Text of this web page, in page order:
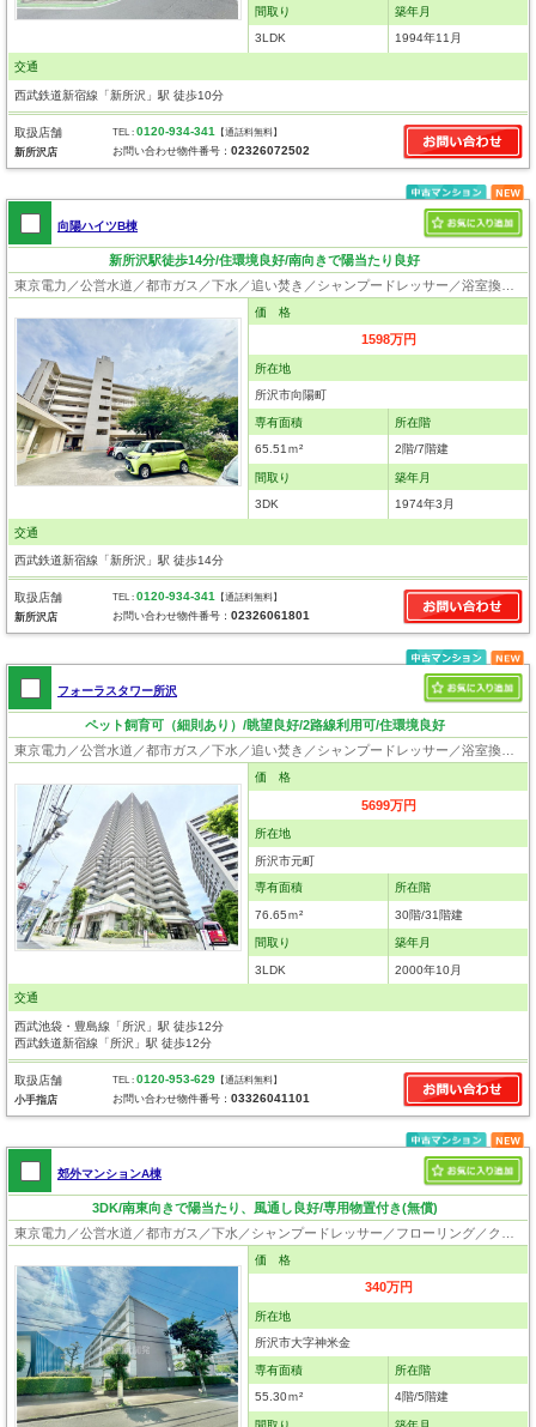
間取り
3LDK
築年月
1994年11月
交通
西武鉄道新宿線「新所沢」駅 徒歩10分
取扱店舗
新所沢店
TEL :0120-934-341 【通話料無料】
お問い合わせ物件番号：02326072502
向陽ハイツB棟
新所沢駅徒歩14分/住環境良好/南向きで陽当たり良好
価 格
1598万円
所在地
所沢市向陽町
専有面積
65.51ｍ²
所在階
2階/7階建
間取り
3DK
築年月
1974年3月
交通
西武鉄道新宿線「新所沢」駅 徒歩14分
取扱店舗
新所沢店
TEL :0120-934-341 【通話料無料】
お問い合わせ物件番号：02326061801
フォーラスタワー所沢
ペット飼育可（細則あり）/眺望良好/2路線利用可/住環境良好
価 格
5699万円
所在地
所沢市元町
専有面積
76.65ｍ²
所在階
30階/31階建
間取り
3LDK
築年月
2000年10月
交通
西武池袋・豊島線「所沢」駅 徒歩12分
西武鉄道新宿線「所沢」駅 徒歩12分
取扱店舗
小手指店
TEL :0120-953-629 【通話料無料】
お問い合わせ物件番号：03326041101
郊外マンションA棟
3DK/南東向きで陽当たり、風通し良好/専用物置付き(無償)
価 格
340万円
所在地
所沢市大字神米金
専有面積
55.30ｍ²
所在階
4階/5階建